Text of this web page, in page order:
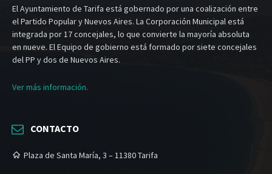
El Ayuntamiento de Tarifa está gobernado por una coalización entre
el Partido Popular y Nuevos Aires. La Corporación Municipal está
integrada por 17 concejales, lo que convierte la mayoría absoluta
en nueve. El Equipo de gobierno está formado por siete concejales
del PP y dos de Nuevos Aires.
Ver más información.
CONTACTO
Plaza de Santa María, 3 – 11380 Tarifa